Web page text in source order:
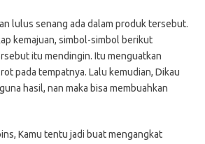
lulus senang ada dalam produk tersebut.
kemajuan, simbol-simbol berikut
itu mendingin. Itu menguatkan
pada tempatnya. Lalu kemudian, Dikau
hasil, nan maka bisa membuahkan
Kamu tentu jadi buat mengangkat